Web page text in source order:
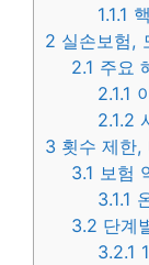
1.1.1
2 실손보험,
2.1 주요
2.1.1
2.1.2
3 횟수 제한,
3.1 보험
3.1.1
3.2 단계
3.2.1